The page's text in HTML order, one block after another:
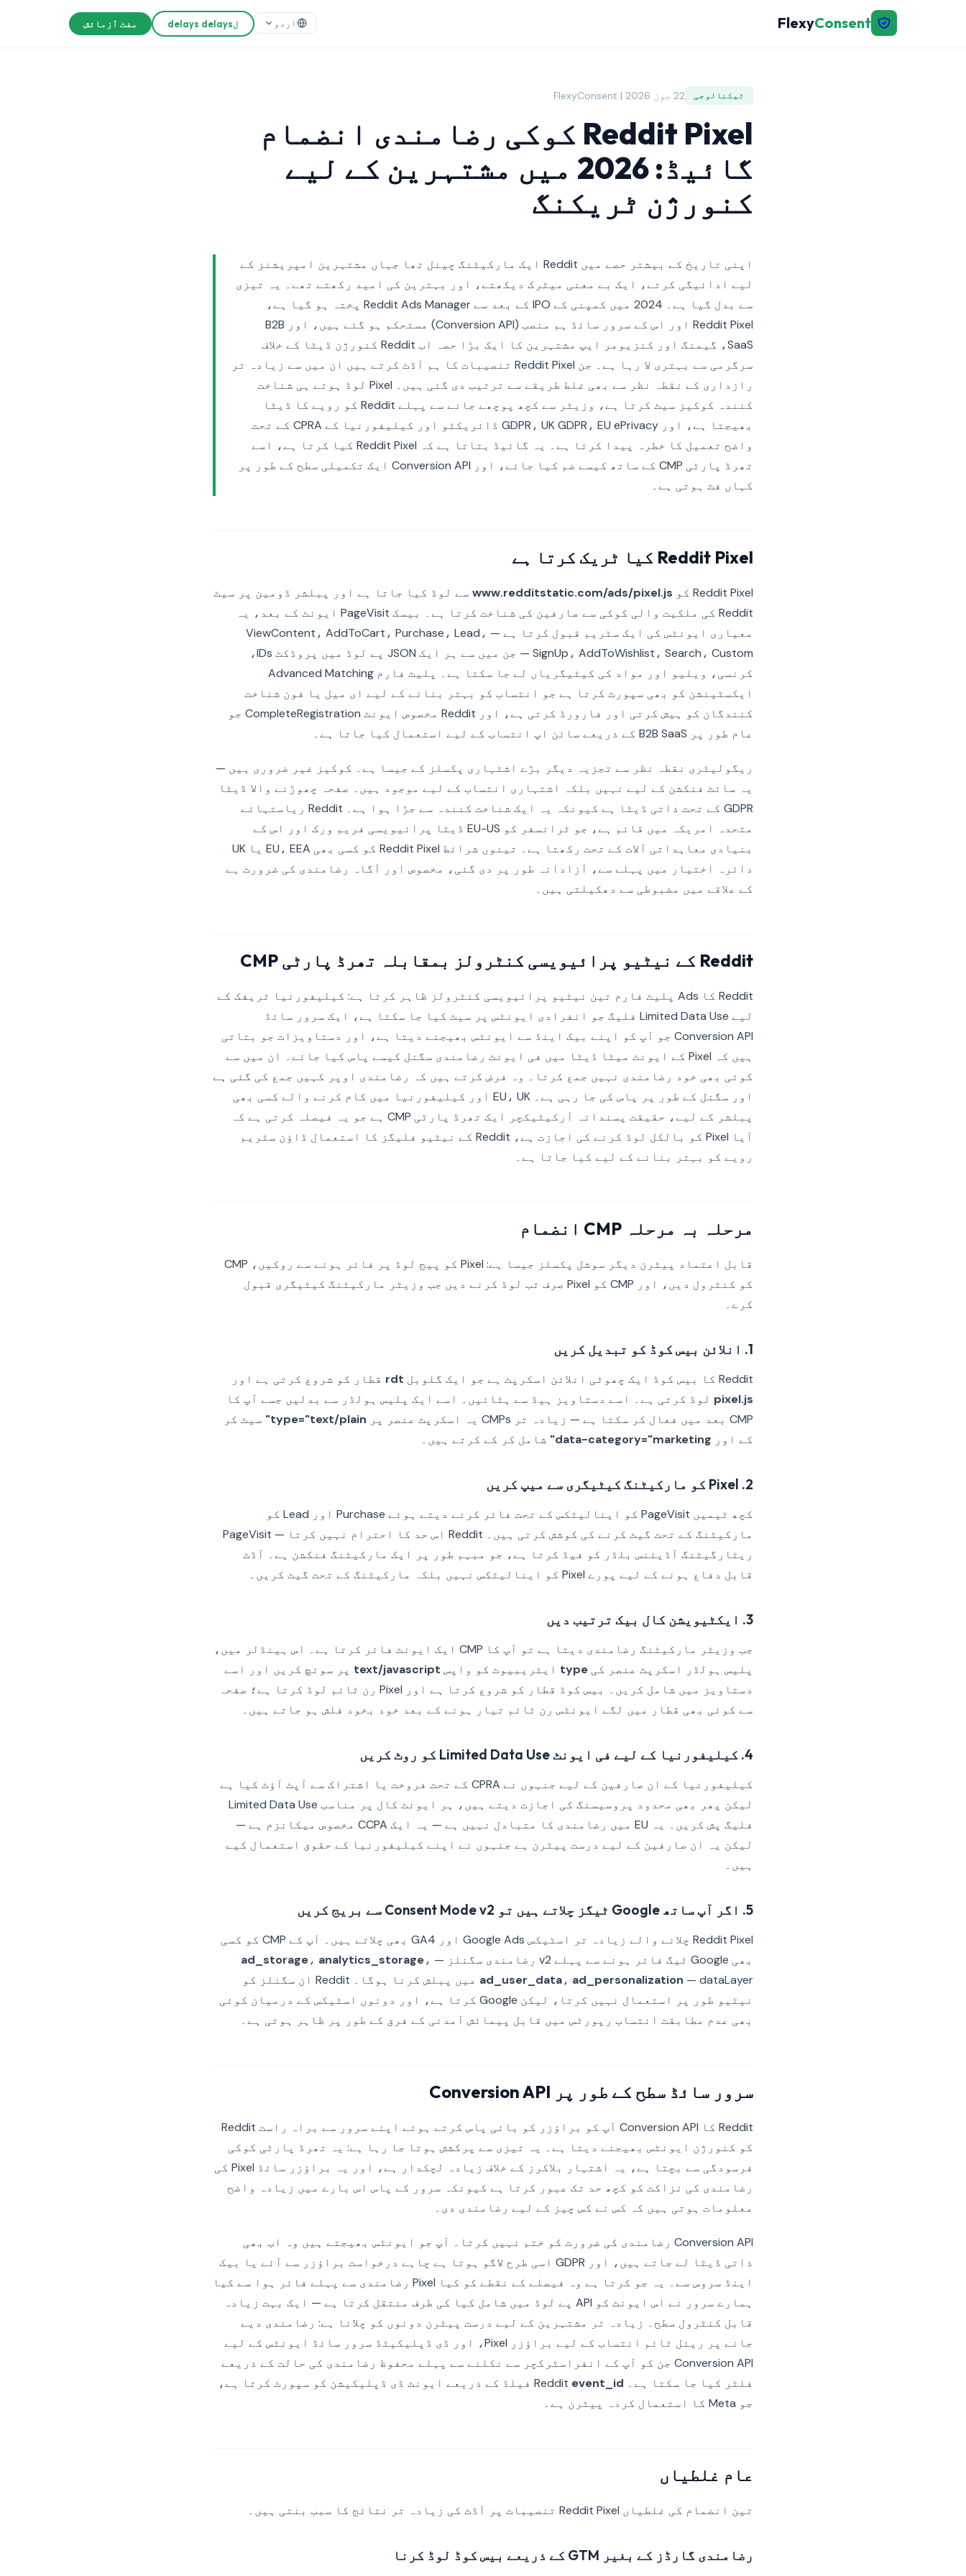
FlexyConsent اردو لdelays delays مفت آزمائش
ٹیکنالوجی 22 جون 2026 | FlexyConsent
Reddit Pixel کوکی رضامندی انضمام
گائیڈ: 2026 میں مشتہرین کے لیے
کنورژن ٹریکنگ
اپنی تاریخ کے بیشتر حصے میں Reddit ایک مارکیٹنگ چینل تھا جہاں مشتہرین امپریشنز کے
لیے ادائیگی کرتے، ایک بے معنی میٹرک دیکھتے، اور بہترین کی امید رکھتے تھے۔ یہ تیزی
سے بدل گیا ہے۔ 2024 میں کمپنی کے IPO کے بعد سے Reddit Ads Manager پختہ ہو گیا ہے،
Reddit Pixel اور اس کے سرور سائڈ ہم منصب (Conversion API) مستحکم ہو گئے ہیں، اور B2B
SaaS، گیمنگ اور کنزیومر ایپ مشتہرین کا ایک بڑا حصہ اب Reddit کنورژن ڈیٹا کے خلاف
سرگرمی سے بہتری لا رہا ہے۔ جن Reddit Pixel تنصیبات کا ہم آڈٹ کرتے ہیں ان میں سے زیادہ تر
رازداری کے نقطہ نظر سے بھی غلط طریقے سے ترتیب دی گئی ہیں۔ Pixel لوڈ ہوتے ہی شناخت
کنندہ کوکیز سیٹ کرتا ہے، وزیٹر سے کچھ پوچھے جانے سے پہلے Reddit کو رویے کا ڈیٹا
بھیجتا ہے، اور GDPR، UK GDPR، EU ePrivacy ڈائریکٹو اور کیلیفورنیا کے CPRA کے تحت
واضح تعمیل کا خطرہ پیدا کرتا ہے۔ یہ گائیڈ بتاتا ہے کہ Reddit Pixel کیا کرتا ہے، اسے
تھرڈ پارٹی CMP کے ساتھ کیسے ضم کیا جائے، اور Conversion API ایک تکمیلی سطح کے طور پر
کہاں فٹ ہوتی ہے۔
Reddit Pixel کیا ٹریک کرتا ہے
Reddit Pixel کو www.redditstatic.com/ads/pixel.js سے لوڈ کیا جاتا ہے اور پبلشر ڈومین پر سیٹ
Reddit کی ملکیت والی کوکی سے صارفین کی شناخت کرتا ہے۔ بیسک PageVisit ایونٹ کے بعد، یہ
معیاری ایونٹس کی ایک سٹریم قبول کرتا ہے — ViewContent، AddToCart، Purchase، Lead،
SignUp، AddToWishlist، Search، Custom — جن میں سے ہر ایک JSON پے لوڈ میں پروڈکٹ IDs،
کرنسی، ویلیو اور مواد کی کیٹیگریاں لے جا سکتا ہے۔ پلیٹ فارم Advanced Matching
ایکسٹینشن کو بھی سپورٹ کرتا ہے جو انتساب کو بہتر بنانے کے لیے ای میل یا فون شناخت
کنندگان کو ہیش کرتی اور فارورڈ کرتی ہے، اور Reddit مخصوص ایونٹ CompleteRegistration جو
عام طور پر B2B SaaS کے ذریعے سائن اپ انتساب کے لیے استعمال کیا جاتا ہے۔
ریگولیٹری نقطہ نظر سے تجزیہ دیگر بڑے اشتہاری پکسلز کے جیسا ہے۔ کوکیز غیر ضروری ہیں —
یہ سائٹ فنکشن کے لیے نہیں بلکہ اشتہاری انتساب کے لیے موجود ہیں۔ صفحہ چھوڑنے والا ڈیٹا
GDPR کے تحت ذاتی ڈیٹا ہے کیونکہ یہ ایک شناخت کنندہ سے جڑا ہوا ہے۔ Reddit ریاستہائے
متحدہ امریکہ میں قائم ہے، جو ٹرانسفر کو EU-US ڈیٹا پرائیویسی فریم ورک اور اس کے
بنیادی معاہداتی آلات کے تحت رکھتا ہے۔ تینوں شرائط Reddit Pixel کو کسی بھی EU، EEA یا UK
دائرہ اختیار میں پہلے سے، آزادانہ طور پر دی گئی، مخصوص اور آگاہ رضامندی کی ضرورت ہے
کے علاقے میں مضبوطی سے دھکیلتی ہیں۔
Reddit کے نیٹیو پرائیویسی کنٹرولز بمقابلہ تھرڈ پارٹی CMP
Reddit کا Ads پلیٹ فارم تین نیٹیو پرائیویسی کنٹرولز ظاہر کرتا ہے: کیلیفورنیا ٹریفک کے
لیے Limited Data Use فلیگ جو انفرادی ایونٹس پر سیٹ کیا جا سکتا ہے، ایک سرور سائڈ
Conversion API جو آپ کو اپنے بیک اینڈ سے ایونٹس بھیجنے دیتا ہے، اور دستاویزات جو بتاتی
ہیں کہ Pixel کے ایونٹ میٹا ڈیٹا میں فی ایونٹ رضامندی سگنل کیسے پاس کیا جائے۔ ان میں سے
کوئی بھی خود رضامندی نہیں جمع کرتا۔ وہ فرض کرتے ہیں کہ رضامندی اوپر کہیں جمع کی گئی ہے
اور سگنل کے طور پر پاس کی جا رہی ہے۔ EU، UK اور کیلیفورنیا میں کام کرنے والے کسی بھی
پبلشر کے لیے، حقیقت پسندانہ آرکیٹیکچر ایک تھرڈ پارٹی CMP ہے جو یہ فیصلہ کرتی ہے کہ
آیا Pixel کو بالکل لوڈ کرنے کی اجازت ہے، Reddit کے نیٹیو فلیگز کا استعمال ڈاؤن سٹریم
رویے کو بہتر بنانے کے لیے کیا جاتا ہے۔
مرحلہ بہ مرحلہ CMP انضمام
قابل اعتماد پیٹرن دیگر سوشل پکسلز جیسا ہے: Pixel کو پیج لوڈ پر فائر ہونے سے روکیں، CMP
کو کنٹرول دیں، اور CMP کو Pixel صرف تب لوڈ کرنے دیں جب وزیٹر مارکیٹنگ کیٹیگری قبول
کرے۔
1. انلائن بیس کوڈ کو تبدیل کریں
Reddit کا بیس کوڈ ایک چھوٹی انلائن اسکرپٹ ہے جو ایک گلوبل rdt قطار کو شروع کرتی ہے اور
pixel.js لوڈ کرتی ہے۔ اسے دستاویز ہیڈ سے ہٹائیں۔ اسے ایک پلیس ہولڈر سے بدلیں جسے آپ کا
CMP بعد میں فعال کر سکتا ہے — زیادہ تر CMPs یہ اسکرپٹ عنصر پر
type="text/plain"
سیٹ کر
کے اور data-category="marketing" شامل کر کے کرتے ہیں۔
2. Pixel کو مارکیٹنگ کیٹیگری سے میپ کریں
کچھ ٹیمیں PageVisit کو اینالیٹکس کے تحت فائر کرنے دیتے ہوئے Purchase اور Lead کو
مارکیٹنگ کے تحت گیٹ کرنے کی کوشش کرتی ہیں۔ Reddit اس حد کا احترام نہیں کرتا — PageVisit
ریٹارگیٹنگ آڈیئنس بلڈر کو فیڈ کرتا ہے، جو مبہم طور پر ایک مارکیٹنگ فنکشن ہے۔ آڈٹ
قابل دفاع ہونے کے لیے پورے Pixel کو اینالیٹکس نہیں بلکہ مارکیٹنگ کے تحت گیٹ کریں۔
3. ایکٹیویشن کال بیک ترتیب دیں
جب وزیٹر مارکیٹنگ رضامندی دیتا ہے تو آپ کا CMP ایک ایونٹ فائر کرتا ہے۔ اس ہینڈلر میں،
پلیس ہولڈر اسکرپٹ عنصر کی type ایٹریبیوٹ کو واپس text/javascript پر سوئچ کریں اور اسے
دستاویز میں شامل کریں۔ بیس کوڈ قطار کو شروع کرتا ہے اور Pixel رن ٹائم لوڈ کرتا ہے؛ صفحہ
سے کوئی بھی قطار میں لگے ایونٹس رن ٹائم تیار ہونے کے بعد خود بخود فلش ہو جاتے ہیں۔
4. کیلیفورنیا کے لیے فی ایونٹ Limited Data Use کو روٹ کریں
کیلیفورنیا کے ان صارفین کے لیے جنہوں نے CPRA کے تحت فروخت یا اشتراک سے آپٹ آؤٹ کیا ہے
لیکن پھر بھی محدود پروسیسنگ کی اجازت دیتے ہیں، ہر ایونٹ کال پر مناسب Limited Data Use
فلیگ پش کریں۔ یہ EU میں رضامندی کا متبادل نہیں ہے — یہ ایک CCPA مخصوص میکانزم ہے —
لیکن یہ ان صارفین کے لیے درست پیٹرن ہے جنہوں نے اپنے کیلیفورنیا کے حقوق استعمال کیے
ہیں۔
5. اگر آپ ساتھ Google ٹیگز چلاتے ہیں تو Consent Mode v2 سے بریج کریں
Reddit Pixel چلانے والے زیادہ تر اسٹیکس Google Ads اور GA4 بھی چلاتے ہیں۔ آپ کے CMP کو کسی
بھی Google ٹیگ فائر ہونے سے پہلے v2 رضامندی سگنلز —
ad_storage، analytics_storage،
ad_user_data، ad_personalization
— dataLayer میں پبلش کرنا ہوگا۔ Reddit ان سگنلز کو
نیٹیو طور پر استعمال نہیں کرتا، لیکن Google کرتا ہے، اور دونوں اسٹیکس کے درمیان کوئی
بھی عدم مطابقت انتساب رپورٹس میں قابل پیمائش آمدنی کے فرق کے طور پر ظاہر ہوتی ہے۔
سرور سائڈ سطح کے طور پر Conversion API
Reddit کا Conversion API آپ کو براؤزر کو بائی پاس کرتے ہوئے اپنے سرور سے براہ راست Reddit
کو کنورژن ایونٹس بھیجنے دیتا ہے۔ یہ تیزی سے پرکشش ہوتا جا رہا ہے: یہ تھرڈ پارٹی کوکی
فرسودگی سے بچتا ہے، یہ اشتہار بلاکرز کے خلاف زیادہ لچکدار ہے، اور یہ براؤزر سائڈ Pixel کی
رضامندی کی نزاکت کو کچھ حد تک عبور کرتا ہے کیونکہ سرور کے پاس اس بارے میں زیادہ واضح
معلومات ہوتی ہیں کہ کس نے کس چیز کے لیے رضامندی دی۔
Conversion API رضامندی کی ضرورت کو ختم نہیں کرتا۔ آپ جو ایونٹس بھیجتے ہیں وہ اب بھی
ذاتی ڈیٹا لے جاتے ہیں، اور GDPR اسی طرح لاگو ہوتا ہے چاہے درخواست براؤزر سے آئے یا بیک
اینڈ سروس سے۔ یہ جو کرتا ہے وہ فیصلے کے نقطے کو کیا Pixel رضامندی سے پہلے فائر ہوا سے کیا
ہمارے سرور نے اس ایونٹ کو API پے لوڈ میں شامل کیا کی طرف منتقل کرتا ہے — ایک بہت زیادہ
قابل کنٹرول سطح۔ زیادہ تر مشتہرین کے لیے درست پیٹرن دونوں کو چلانا ہے: رضامندی دیے
جانے پر ریئل ٹائم انتساب کے لیے براؤزر Pixel، اور ڈی ڈپلیکیٹڈ سرور سائڈ ایونٹس کے لیے
Conversion API جن کو آپ کے انفراسٹرکچر سے نکلنے سے پہلے محفوظ رضامندی کی حالت کے ذریعے
فلٹر کیا جا سکتا ہے۔ Reddit event_id
فیلڈ کے ذریعے ایونٹ ڈی ڈپلیکیشن کو سپورٹ کرتا ہے،
جو Meta کا استعمال کردہ پیٹرن ہے۔
عام غلطیاں
تین انضمام کی غلطیاں Reddit Pixel تنصیبات پر آڈٹ کی زیادہ تر نتائج کا سبب بنتی ہیں۔
رضامندی گارڈز کے بغیر GTM کے ذریعے بیس کوڈ لوڈ کرنا